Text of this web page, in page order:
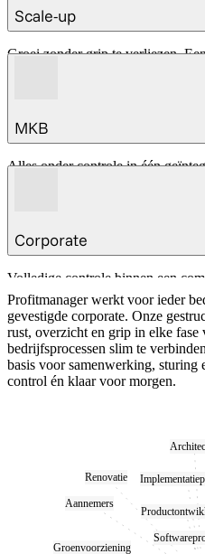
Meegroeien zonder
Scale-up
Groei zonder grip te verliezen.
Realtime
tijdens (snelle) groei
MKB
Alles onder controle in één
Meer inzicht in marge en
Corporate
Volledige controle binnen een
schaalbaarheid en strategisch
Intercompany ondersteuning
Workflow &
Compliance (Peppol, e-
Datagedreven sturing
Behoud overzicht zonder
Profitmanager werkt voor ieder
gevestigde corporate. Onze
rust, overzicht en grip in elke
bedrijfsprocessen slim te
basis voor samenwerking, sturing
control én klaar voor morgen.
Renovatie
Aannemers
Groenvoorziening